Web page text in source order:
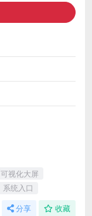
可视化大屏
系统入口
分享 收藏